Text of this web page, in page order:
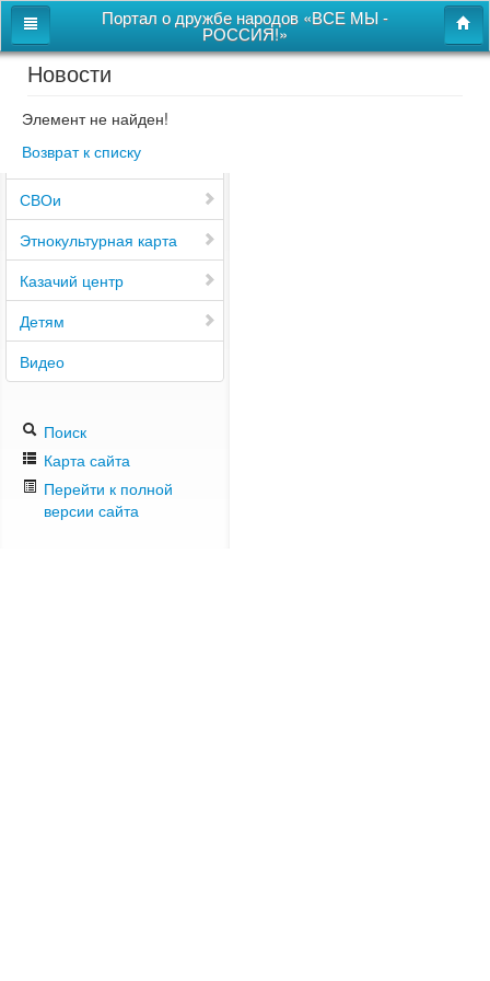
Портал о дружбе народов «ВСЕ МЫ -
РОССИЯ!»
Главная
Дом дружбы народов
Новости
СВОи
Этнокультурная карта
Казачий центр
Детям
Видео
Поиск
Карта сайта
Перейти к полной
версии сайта
Новости
Элемент не найден!
Возврат к списку